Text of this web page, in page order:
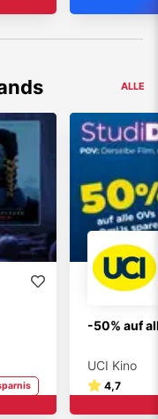
ALLE
-50% auf
UCI Kino
4,7